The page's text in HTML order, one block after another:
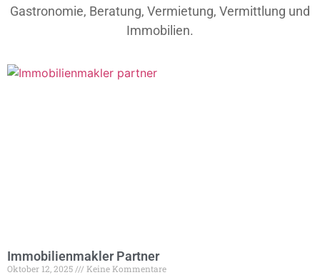
Gastronomie, Beratung, Vermietung, Vermittlung und
Immobilien.
Immobilienmakler Partner
Oktober 12, 2025
Keine Kommentare